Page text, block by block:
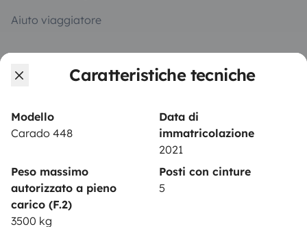
Caratteristiche tecniche
Modello
Carado 448
Data di
immatricolazione
2021
Peso massimo
autorizzato a pieno
carico (F.2)
3500 kg
Posti con cinture
5
Aiuto viaggiatore
PROPRIETARI
Contratto di viaggio
Assistenza stradale
Aiuto proprietario